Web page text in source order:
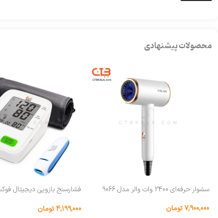
محصولات پیشنهادی
سشوار حرفه‌ای 2400 وات والر مدل 9066
7,900,000تومان
4,199,000 تومان